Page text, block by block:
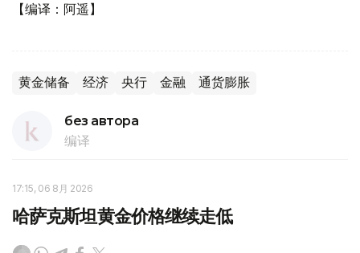
【编译：阿遥】
黄金储备 经济 央行 金融 通货膨胀
без автора
编译
17:15, 06 8月 2026
哈萨克斯坦黄金价格继续走低